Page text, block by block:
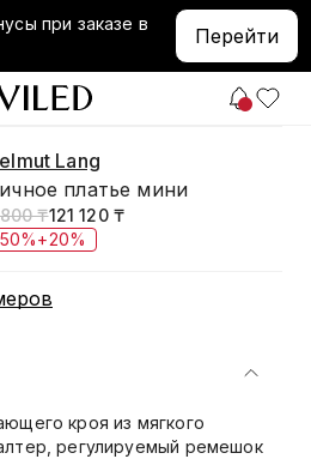
при заказе в
Перейти
Lang
платье мини
₸121 120 ₸
50%+20%
кроя из мягкого
регулируемый ремешок